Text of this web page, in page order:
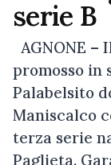
serie B
AGNONE –
promosso in
Palabelsito
Maniscalco
terza serie
Paglieta.